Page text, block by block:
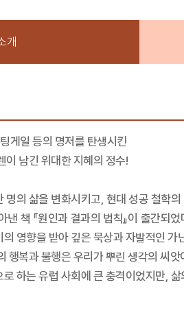
개
게일 등의 명저를 탄생시킨
이 남긴 위대한 지혜의 정수!
의 삶을 변화시키고, 현대 성공 철학
책 『원인과 결과의 법칙』이 출간되
영향을 받아 깊은 묵상과 자발적인
행복과 불행은 우리가 뿌린 생각의 씨
하는 유럽 사회에 큰 충격이었지만,